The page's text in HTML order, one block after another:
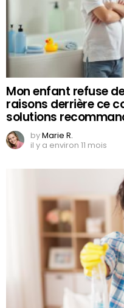
Mon enfant refuse
raisons derrière ce
solutions
byMarie R.
il y a environ 11 mois